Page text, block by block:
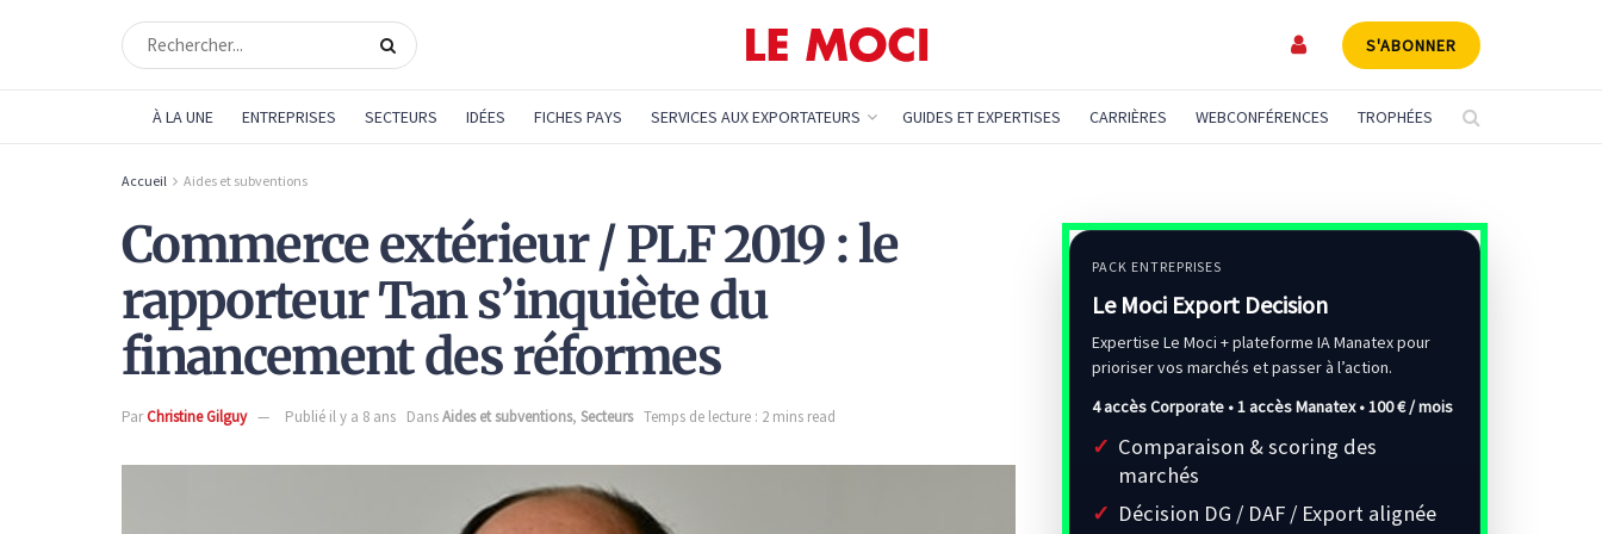
S'ABONNER
À LA UNE ENTREPRISES SECTEURS IDÉES FICHES PAYS SERVICES AUX EXPORTATEURS GUIDES ET EXPERTISES CARRIÈRES WEBCONFÉRENCES TROPHÉES
Accueil Aides et subventions
Commerce extérieur / PLF 2019 : le
rapporteur Tan s’inquiète du
financement des réformes
ParChristine Gilguy Publié il y a 8 ans DansAides et subventions, Secteurs Temps de lecture : 2 mins read
PACK ENTREPRISES
Le Moci Export Decision
Expertise Le Moci + plateforme IA Manatex pour
prioriser vos marchés et passer à l’action.
4 accès Corporate • 1 accès Manatex •100 € / mois
Comparaison & scoring des
marchés
Décision DG / DAF / Export alignée